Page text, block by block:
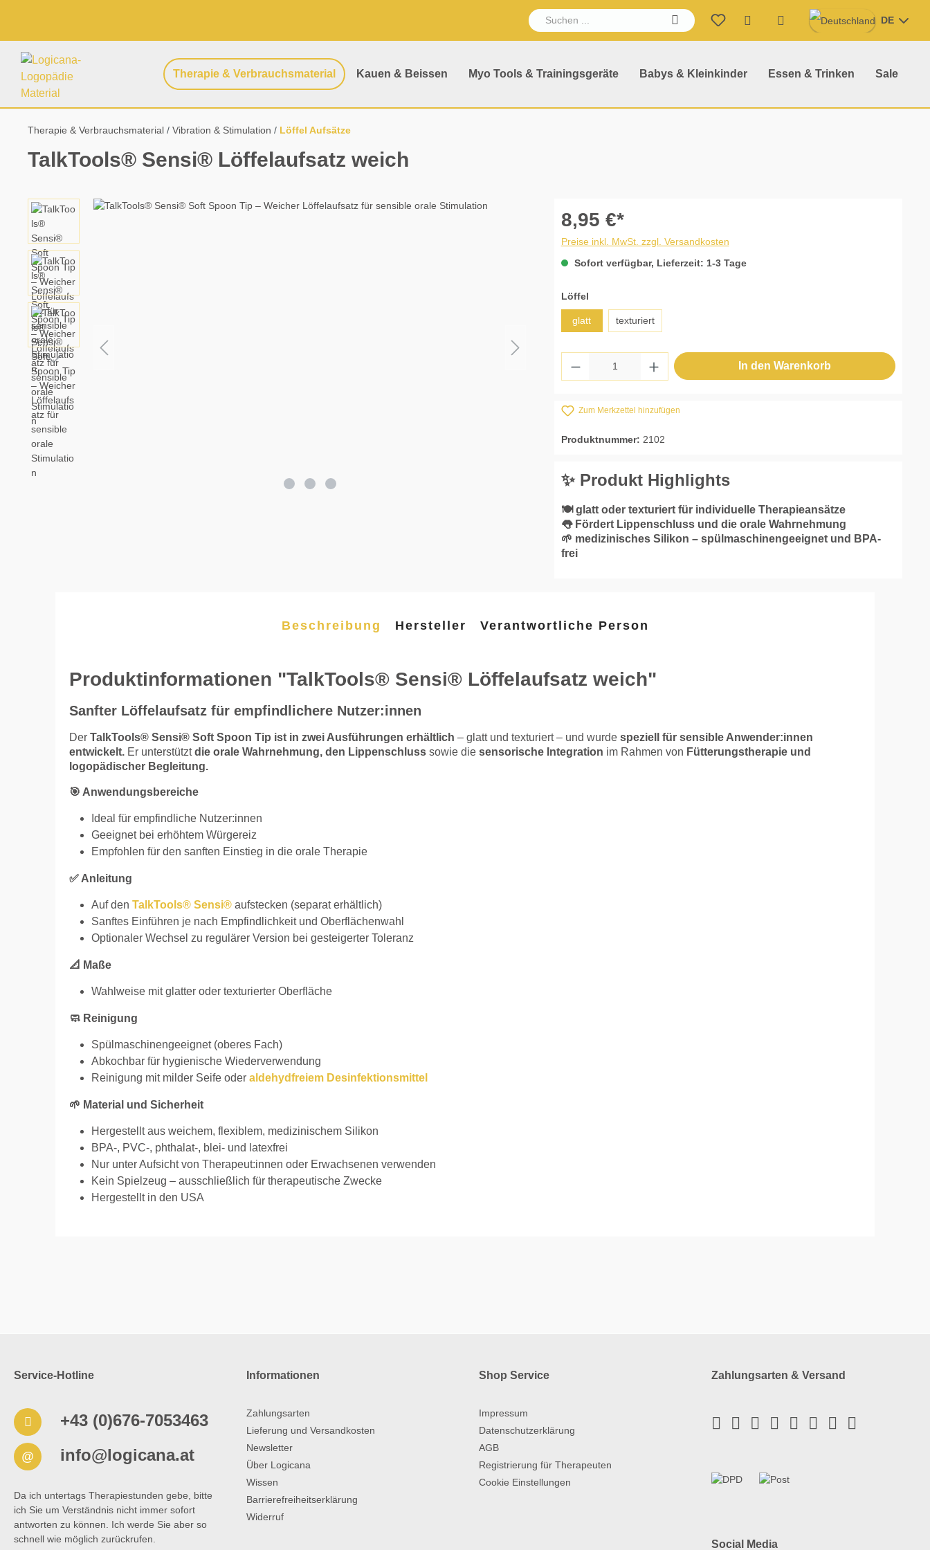
Therapie & Verbrauchsmaterial Kauen & Beissen Myo Tools & Trainingsgeräte Babys & Kleinkinder Essen & Trinken Sale
Warenkorb enthält 0
DE
Therapie & Verbrauchsmaterial Vibration & Stimulation Löffel Aufsätze
TalkTools® Sensi® Löffelaufsatz weich
Bildergalerie überspringen
8,95 €*
Preise inkl. MwSt. zzgl. Versandkosten
Sofort verfügbar, Lieferzeit: 1-3 Tage
Löffelauswählen
glatt texturiert
Produkt Anzahl: Gib den gewünschten Wert ein
In den Warenkorb
Zum Merkzettel hinzufügen
Produktnummer: 2102
✨ Produkt Highlights
🍽️ glatt oder texturiert für individuelle Therapieansätze
👅 Fördert Lippenschluss und die orale Wahrnehmung
🌱 medizinisches Silikon – spülmaschinengeeignet und BPA-
frei
Beschreibung Hersteller Verantwortliche Person
Produktinformationen "TalkTools® Sensi® Löffelaufsatz weich"
Sanfter Löffelaufsatz für empfindlichere Nutzer:innen
Der TalkTools® Sensi® Soft Spoon Tip ist in zwei Ausführungen erhältlich – glatt und texturiert – und wurde speziell für sensible Anwender:innen
entwickelt. Er unterstütztdie orale Wahrnehmung, den Lippenschluss sowie die sensorische Integration im Rahmen von Fütterungstherapie und
logopädischer Begleitung.
🎯 Anwendungsbereiche
Ideal für empfindliche Nutzer:innen
Geeignet bei erhöhtem Würgereiz
Empfohlen für den sanften Einstieg in die orale Therapie
✅ Anleitung
Auf den TalkTools® Sensi® aufstecken (separat erhältlich)
Sanftes Einführen je nach Empfindlichkeit und Oberflächenwahl
Optionaler Wechsel zu regulärer Version bei gesteigerter Toleranz
📐 Maße
Wahlweise mit glatter oder texturierter Oberfläche
🧼 Reinigung
Spülmaschinengeeignet (oberes Fach)
Abkochbar für hygienische Wiederverwendung
Reinigung mit milder Seife oder aldehydfreiem Desinfektionsmittel
🌱 Material und Sicherheit
Hergestellt aus weichem, flexiblem, medizinischem Silikon
BPA-, PVC-, phthalat-, blei- und latexfrei
Nur unter Aufsicht von Therapeut:innen oder Erwachsenen verwenden
Kein Spielzeug – ausschließlich für therapeutische Zwecke
Hergestellt in den USA
Service-Hotline
+43 (0)676-7053463
@ info@logicana.at
Da ich untertags Therapiestunden gebe, bitte
ich Sie um Verständnis nicht immer sofort
antworten zu können. Ich werde Sie aber so
schnell wie möglich zurückrufen.
Informationen
Zahlungsarten
Lieferung und Versandkosten
Newsletter
Über Logicana
Wissen
Barrierefreiheitserklärung
Widerruf
Shop Service
Impressum
Datenschutzerklärung
AGB
Registrierung für Therapeuten
Cookie Einstellungen
Zahlungsarten & Versand
Social Media